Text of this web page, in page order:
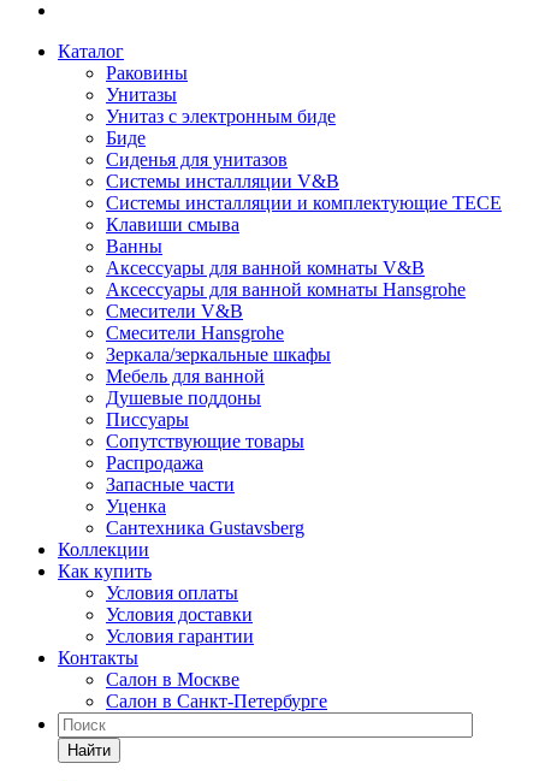
Каталог
Раковины
Унитазы
Унитаз с электронным биде
Биде
Сиденья для унитазов
Системы инсталляции V&B
Системы инсталляции и комплектующие TECE
Клавиши смыва
Ванны
Аксессуары для ванной комнаты V&B
Аксессуары для ванной комнаты Hansgrohe
Смесители V&B
Смесители Hansgrohe
Зеркала/зеркальные шкафы
Мебель для ванной
Душевые поддоны
Писсуары
Сопутствующие товары
Распродажа
Запасные части
Уценка
Сантехника Gustavsberg
Коллекции
Как купить
Условия оплаты
Условия доставки
Условия гарантии
Контакты
Салон в Москве
Салон в Санкт-Петербурге
Найти